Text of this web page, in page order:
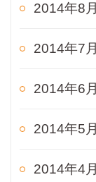
2014年8月
2014年7月
2014年6月
2014年5月
2014年4月